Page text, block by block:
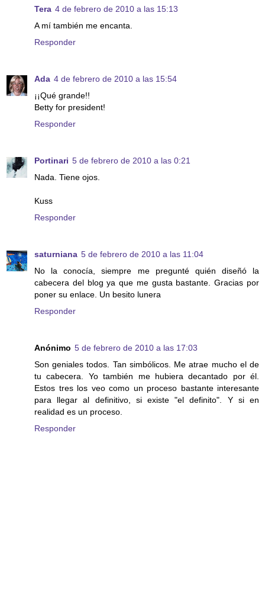
Tera 4 de febrero de 2010 a las 15:13
A mí también me encanta.
Responder
Ada 4 de febrero de 2010 a las 15:54
¡¡Qué grande!!
Betty for president!
Responder
Portinari 5 de febrero de 2010 a las 0:21
Nada. Tiene ojos.
Kuss
Responder
saturniana 5 de febrero de 2010 a las 11:04
No la conocía, siempre me pregunté quién diseñó la
cabecera del blog ya que me gusta bastante. Gracias por
poner su enlace. Un besito lunera
Responder
Anónimo 5 de febrero de 2010 a las 17:03
Son geniales todos. Tan simbólicos. Me atrae mucho el de
tu cabecera. Yo también me hubiera decantado por él.
Estos tres los veo como un proceso bastante interesante
para llegar al definitivo, si existe "el definito". Y si en
realidad es un proceso.
Responder